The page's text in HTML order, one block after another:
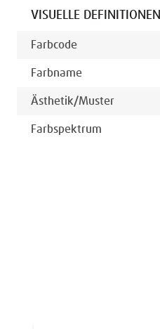
VISUELLE DEFINITIONEN
Farbcode
Farbname
Ästhetik/muster
Farbspektrum